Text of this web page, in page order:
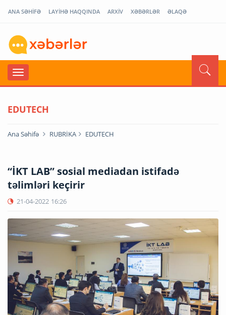
ANA SƏHİFƏ LAYİHƏ HAQQINDA ARXİV XƏBƏRLƏR ƏLAQƏ
EDUTECH
Ana Səhifə RUBRİKA EDUTECH
“İKT LAB” sosial mediadan istifadə
təlimləri keçirir
21-04-2022 16:26